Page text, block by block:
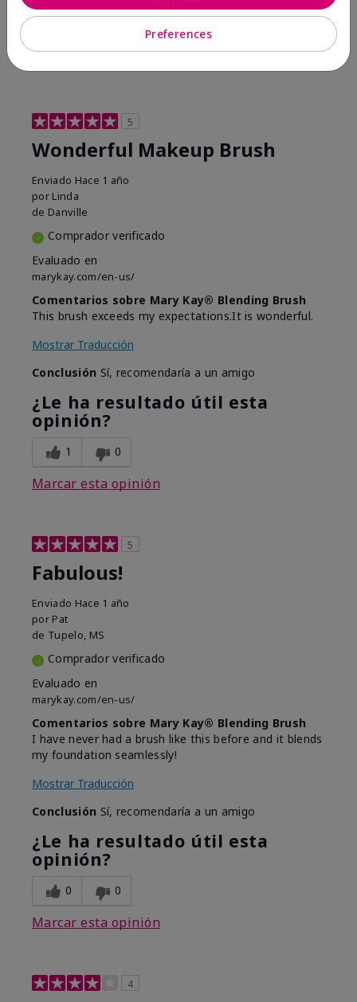
5
Wonderful Makeup Brush
Enviado Hace 1 año
por Linda
de Danville
Comprador verificado
Evaluado en
marykay.com/en-us/
Comentarios sobre Mary Kay® Blending Brush
This brush exceeds my expectations.It is wonderful.
Mostrar Traducción
Conclusión Sí, recomendaría a un amigo
¿Le ha resultado útil esta
opinión?
1 0
Marcar esta opinión
5
Fabulous!
Enviado Hace 1 año
por Pat
de Tupelo, MS
Comprador verificado
Evaluado en
marykay.com/en-us/
Comentarios sobre Mary Kay® Blending Brush
I have never had a brush like this before and it blends
my foundation seamlessly!
Mostrar Traducción
Conclusión Sí, recomendaría a un amigo
¿Le ha resultado útil esta
opinión?
0 0
Marcar esta opinión
4
Preferences